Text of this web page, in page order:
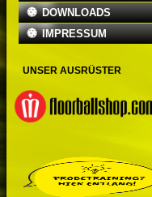
DOWNLOADS
IMPRESSUM
UNSER AUSRÜSTER